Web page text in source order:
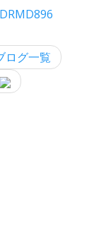
ログ一覧